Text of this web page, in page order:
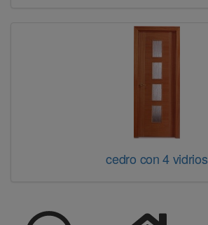
cedro con 4 vidrios